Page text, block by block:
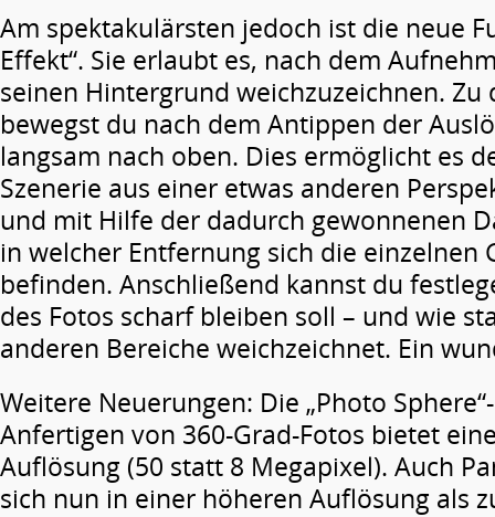
Am spektakulärsten jedoch ist die neue
Effekt“. Sie erlaubt es, nach dem
seinen Hintergrund weichzuzeichnen. Zu
bewegst du nach dem Antippen der
langsam nach oben. Dies ermöglicht es
Szenerie aus einer etwas anderen
und mit Hilfe der dadurch gewonnenen
in welcher Entfernung sich die einzelnen
befinden. Anschließend kannst du
des Fotos scharf bleiben soll – und wie
anderen Bereiche weichzeichnet. Ein
Weitere Neuerungen: Die „Photo
Anfertigen von 360-Grad-Fotos bietet
Auflösung (50 statt 8 Megapixel). Auch
sich nun in einer höheren Auflösung als